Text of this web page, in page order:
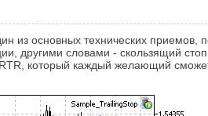
из основных технических приемов,
другими словами - скользящий
который каждый желающий